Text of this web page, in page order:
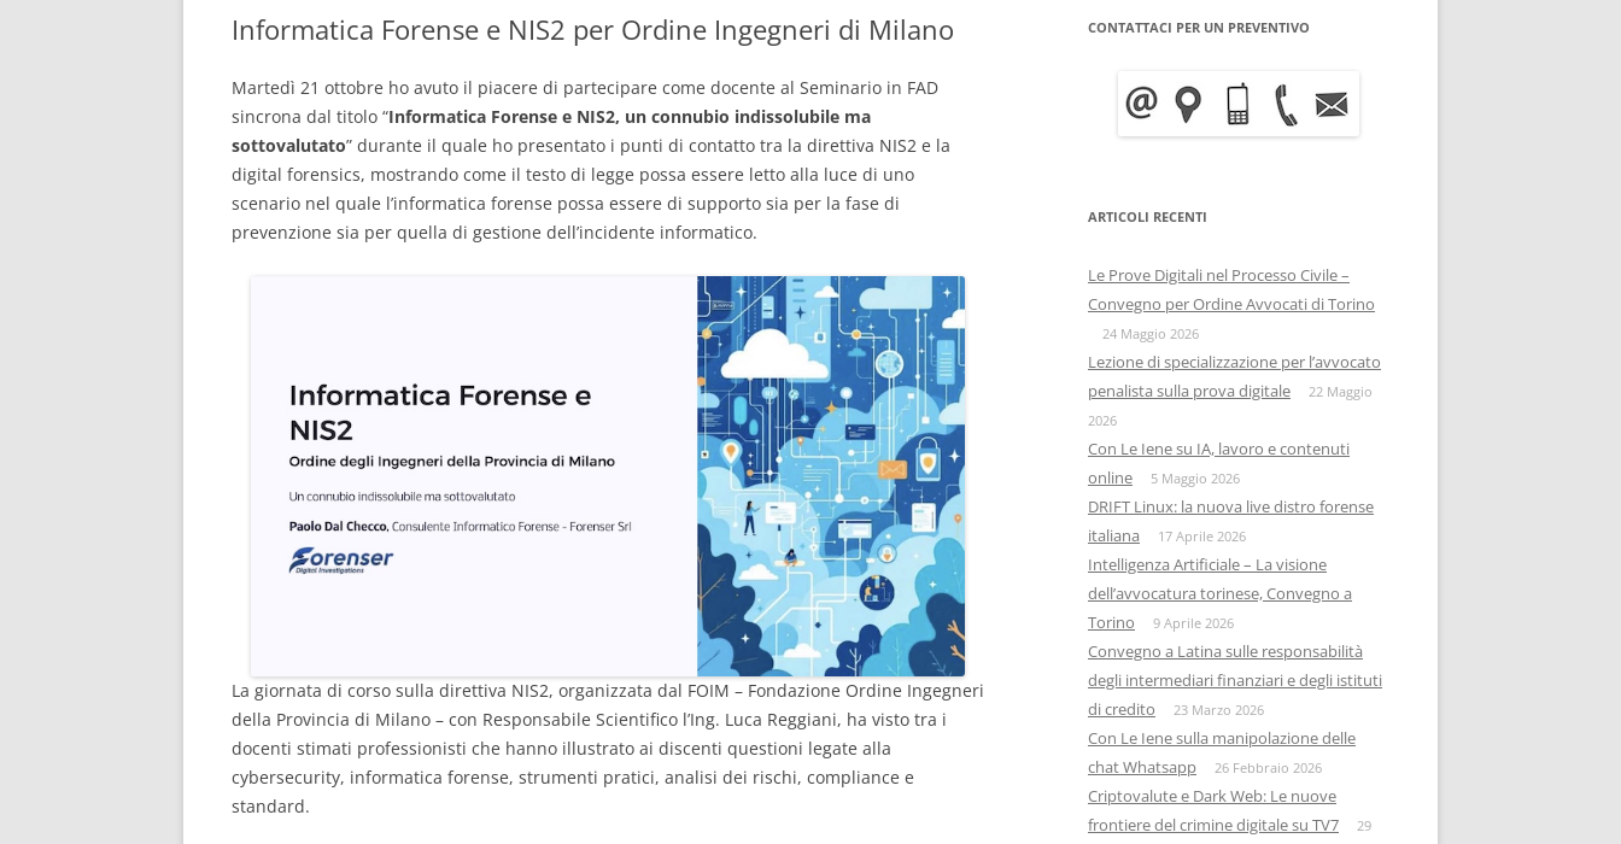
ACQUISIZIONE DELLE PROVE
INDAGINI FORENSI
PERIZIA SU DATABASE
PERIZIA SU TRUFFA SIM SWAP
PERIZIA SU CLOUD
PERIZIA SUL SOFTWARE
PERIZIA SU EMAIL E PEC
PERIZIA DI TRASCRIZIONE
PERIZIA WEB MARKETING
PERIZIA DIFFAMAZIONE FB
PERIZIA SU FACEBOOK
PERIZIA SU TRAFFICO RETE
PERIZIA LOGGER SCATOLE GPS
PERIZIA SU DRONI E UAV
PERIZIA SU NAVIGATORI GPS
COPIA FORENSE SMARTPHONE
PERIZIA SU CELLE TELEFONICHE
PERIZIA SU SMARTPHONE
PERIZIE SU SMARTWATCH
PERIZIA SU TELEGRAM
RICORSO CORECOM/AGCOM
INCIDENTE INFORMATICO RANSOMWARE
PERIZIA VIDEO E FOTO PERIZIA ANTROPOMETRICA
PERIZIA FOTOGRAFICA
PERIZIA DVR
PERIZIA VIDEO E FILMATI
SEQUESTRO BITCOIN E
RECUPERO CREDENZIALI
DESCRIZIONE GIUDIZIARIA
PERIZIA FORENSE
INDAGINI DIFENSIVE
RECUPERO WALLET E BITCOIN
BONIFICA TELEFONICA
BONIFICA EMAIL
TUTELA REPUTAZIONE ONLINE
CONSULENTE INFORMATICO
WRITE BLOCKER: COME
QUANTO COSTA
INFORMATICA GIURIDICA
DATA BREACH
DIGITAL FORENSICS
DISTRIBUZIONE FORENSE
COMPUTER FORENISCS
PUBBLICAZIONI
BITCOIN FORENSICS E
BLOCKCHAIN
BIBLIOGRAFIA ESSENZIALE
SEMINARI E CONFERENZE
ASSOCIAZIONI
ONIF
OSINTITALIA
Informatica Forense e NIS2 per Ordine Ingegneri di Milano
Martedì 21 ottobre ho avuto il piacere di partecipare come docente al Seminario in FAD
sincrona dal titolo “Informatica Forense e NIS2, un connubio indissolubile ma
sottovalutato” durante il quale ho presentato i punti di contatto tra la direttiva NIS2 e la
digital forensics, mostrando come il testo di legge possa essere letto alla luce di uno
scenario nel quale l’informatica forense possa essere di supporto sia per la fase di
prevenzione sia per quella di gestione dell’incidente informatico.
La giornata di corso sulla direttiva NIS2, organizzata dal FOIM – Fondazione Ordine Ingegneri
della Provincia di Milano – con Responsabile Scientifico l’Ing. Luca Reggiani, ha visto tra i
docenti stimati professionisti che hanno illustrato ai discenti questioni legate alla
cybersecurity, informatica forense, strumenti pratici, analisi dei rischi, compliance e
standard.
CONTATTACI PER UN PREVENTIVO
ARTICOLI RECENTI
Le Prove Digitali nel Processo Civile –
Convegno per Ordine Avvocati di Torino
24 Maggio 2026
Lezione di specializzazione per l’avvocato
penalista sulla prova digitale
22 Maggio
2026
Con Le Iene su IA, lavoro e contenuti
online
5 Maggio 2026
DRIFT Linux: la nuova live distro forense
italiana
17 Aprile 2026
Intelligenza Artificiale – La visione
dell’avvocatura torinese, Convegno a
Torino
9 Aprile 2026
Convegno a Latina sulle responsabilità
degli intermediari finanziari e degli istituti
di credito
23 Marzo 2026
Con Le Iene sulla manipolazione delle
chat Whatsapp
26 Febbraio 2026
Criptovalute e Dark Web: Le nuove
frontiere del crimine digitale su TV7
29